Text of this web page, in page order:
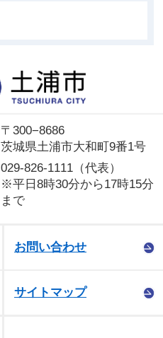
〒300−8686
茨城県土浦市大和町9番1号
029-826-1111（代表）
※平日8時30分から17時15分
まで
お問い合わせ
サイトマップ